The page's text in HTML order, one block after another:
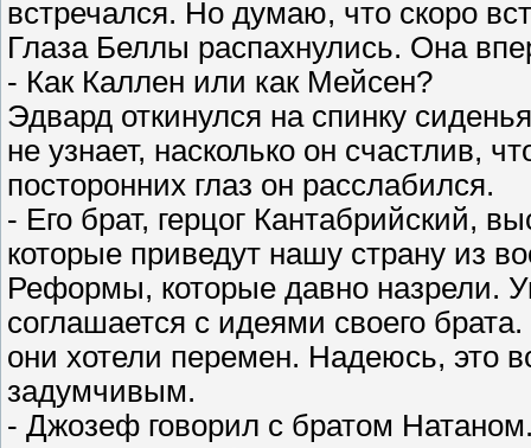
встречался. Но думаю, что скоро
Глаза Беллы распахнулись. Она
- Как Каллен или как Мейсен?
Эдвард откинулся на спинку
не узнает, насколько он счастлив,
посторонних глаз он расслабился.
- Его брат, герцог Кантабрийский,
которые приведут нашу страну из
Реформы, которые давно назрели.
соглашается с идеями своего
они хотели перемен. Надеюсь, это
задумчивым.
- Джозеф говорил с братом